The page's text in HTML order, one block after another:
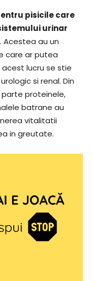
pisicile care
urinar
. Acestea au un
care ar putea
lucru se stie
si renal. Din
proteinele,
batrane au
vitalitatii
in greutate.